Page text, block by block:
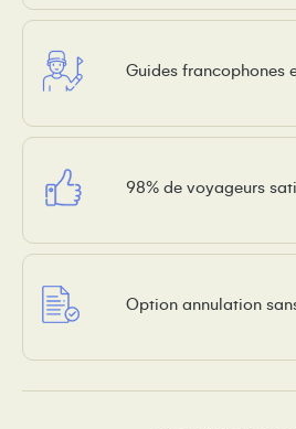
Guides francophones
98% de voyageurs
Option annulation